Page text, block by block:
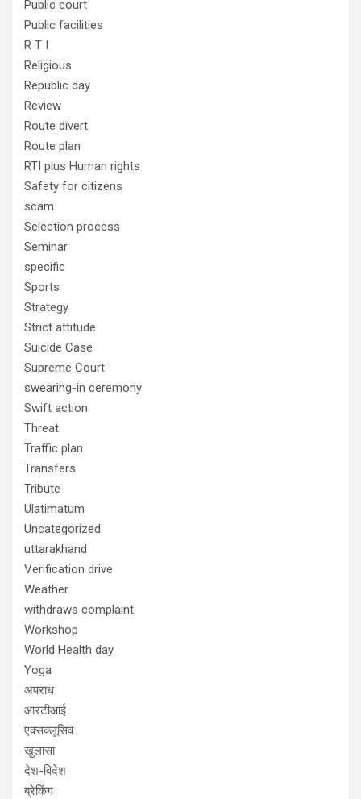
Public court
Public facilities
R T I
Religious
Republic day
Review
Route divert
Route plan
RTI plus Human rights
Safety for citizens
scam
Selection process
Seminar
specific
Sports
Strategy
Strict attitude
Suicide Case
Supreme Court
swearing-in ceremony
Swift action
Threat
Traffic plan
Transfers
Tribute
Ulatimatum
Uncategorized
uttarakhand
Verification drive
Weather
withdraws complaint
Workshop
World Health day
Yoga
अपराध
आरटीआई
एक्सक्लूसिव
खुलासा
देश-विदेश
ब्रेकिंग